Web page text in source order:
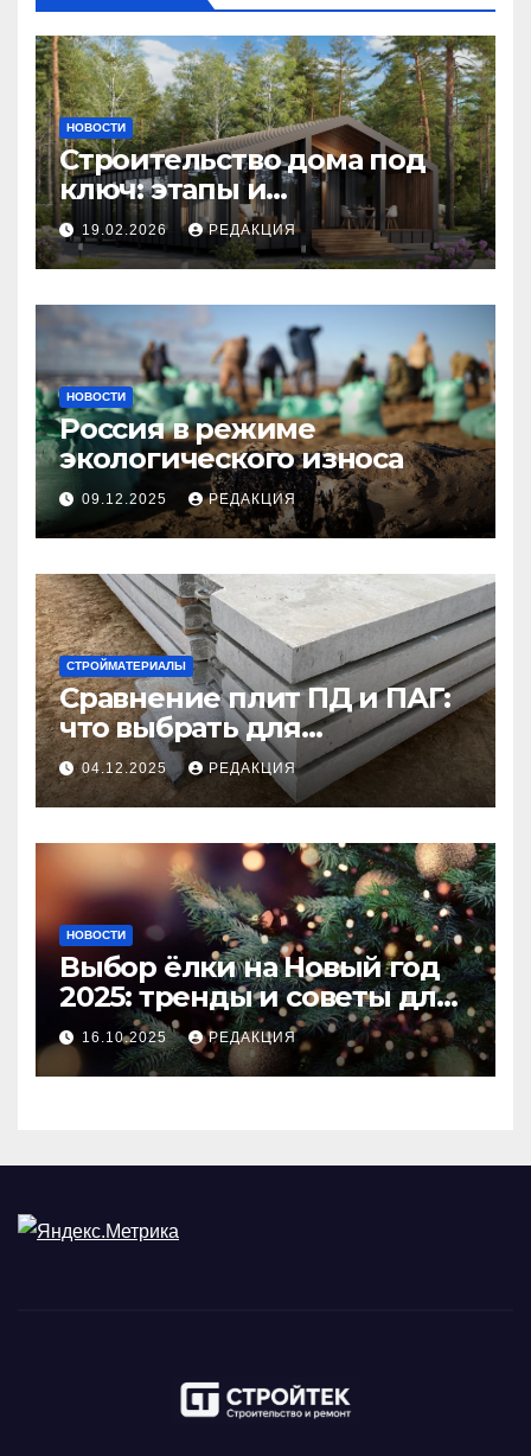
НОВОСТИ
Строительство дома под
ключ: этапы и
планирование бюджета
19.02.2026 РЕДАКЦИЯ
НОВОСТИ
Россия в режиме
экологического износа
09.12.2025 РЕДАКЦИЯ
СТРОЙМАТЕРИАЛЫ
Сравнение плит ПД и ПАГ:
что выбрать для
долговечного и прочного
покрытия
04.12.2025 РЕДАКЦИЯ
НОВОСТИ
Выбор ёлки на Новый год
2025: тренды и советы для
идеального праздника
16.10.2025 РЕДАКЦИЯ